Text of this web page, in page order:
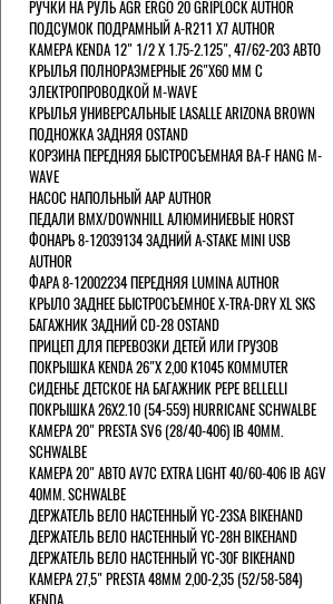
РУЧКИ НА РУЛЬ AGR ERGO 20 GRIPLOCK AUTHOR
ПОДСУМОК ПОДРАМНЫЙ A-R211 X7 AUTHOR
КАМЕРА KENDA 12" 1/2 Х 1.75-2.125", 47/62-203 АВТО
КРЫЛЬЯ ПОЛНОРАЗМЕРНЫЕ 26"Х60 ММ С
ЭЛЕКТРОПРОВОДКОЙ M-WAVE
КРЫЛЬЯ УНИВЕРСАЛЬНЫЕ LASALLE ARIZONA BROWN
ПОДНОЖКА ЗАДНЯЯ OSTAND
КОРЗИНА ПЕРЕДНЯЯ БЫСТРОСЪЕМНАЯ BA-F HANG M-
WAVE
НАСОС НАПОЛЬНЫЙ AAP AUTHOR
ПЕДАЛИ BMX/DOWNHILL АЛЮМИНИЕВЫЕ HORST
ФОНАРЬ 8-12039134 ЗАДНИЙ A-STAKE MINI USB
AUTHOR
ФАРА 8-12002234 ПЕРЕДНЯЯ LUMINA AUTHOR
КРЫЛО ЗАДНЕЕ БЫСТРОСЪЕМНОЕ X-TRA-DRY XL SKS
БАГАЖНИК ЗАДНИЙ CD-28 OSTAND
ПРИЦЕП ДЛЯ ПЕРЕВОЗКИ ДЕТЕЙ ИЛИ ГРУЗОВ
ПОКРЫШКА KENDA 26"Х 2,00 K1045 KOMMUTER
СИДЕНЬЕ ДЕТСКОЕ НА БАГАЖНИК PEPE BELLELLI
ПОКРЫШКА 26X2.10 (54-559) HURRICANE SCHWALBE
КАМЕРА 20" PRESTA SV6 (28/40-406) IB 40MM.
SCHWALBE
КАМЕРА 20" АВТО AV7C EXTRA LIGHT 40/60-406 IB AGV
40MM. SCHWALBE
ДЕРЖАТЕЛЬ ВЕЛО НАСТЕННЫЙ YC-23SA BIKEHAND
ДЕРЖАТЕЛЬ ВЕЛО НАСТЕННЫЙ YC-28H BIKEHAND
ДЕРЖАТЕЛЬ ВЕЛО НАСТЕННЫЙ YC-30F BIKEHAND
КАМЕРА 27,5" PRESTA 48ММ 2,00-2,35 (52/58-584)
KENDA